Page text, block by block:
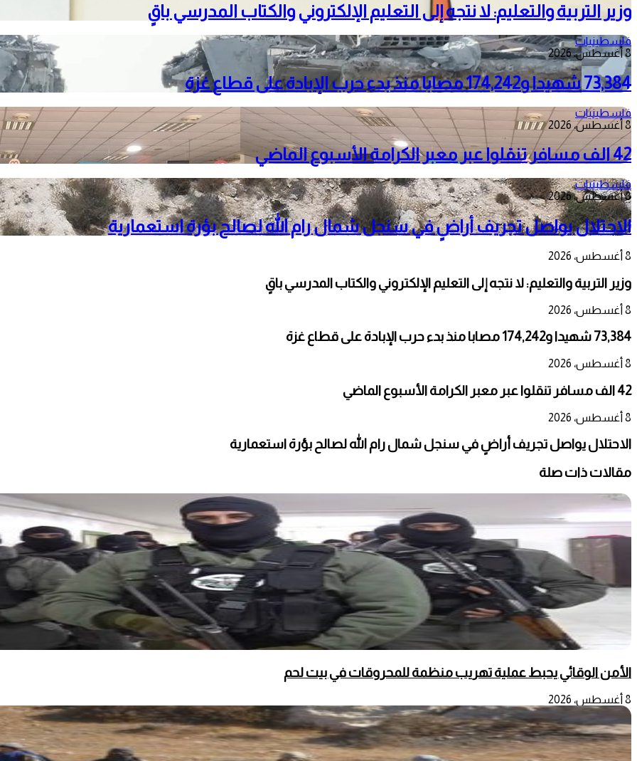
وزير التربية والتعليم: لا نتجه إلى التعليم الإلكتروني والكتاب المدرسي باقٍ
فلسطينيات
8 أغسطس، 2026
73,384 شهيدا و174,242 مصابا منذ بدء حرب الإبادة على قطاع غزة
فلسطينيات
8 أغسطس، 2026
42 الف مسافر تنقلوا عبر معبر الكرامة الأسبوع الماضي
فلسطينيات
8 أغسطس، 2026
الاحتلال يواصل تجريف أراضٍ في سنجل شمال رام الله لصالح بؤرة استعمارية
8 أغسطس، 2026
وزير التربية والتعليم: لا نتجه إلى التعليم الإلكتروني والكتاب المدرسي باقٍ
8 أغسطس، 2026
73,384 شهيدا و174,242 مصابا منذ بدء حرب الإبادة على قطاع غزة
8 أغسطس، 2026
42 الف مسافر تنقلوا عبر معبر الكرامة الأسبوع الماضي
8 أغسطس، 2026
الاحتلال يواصل تجريف أراضٍ في سنجل شمال رام الله لصالح بؤرة استعمارية
مقالات ذات صلة
الأمن الوقائي يحبط عملية تهريب منظمة للمحروقات في بيت لحم
8 أغسطس، 2026